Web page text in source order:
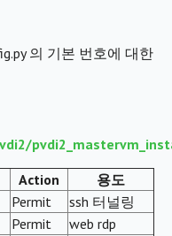
의 기본 번호에 대한
Action
용도
Permit
ssh 터널링
Permit
web rdp